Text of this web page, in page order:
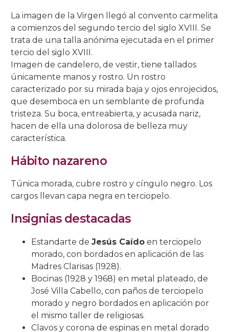
La imagen de la Virgen llegó al convento carmelita
a comienzos del segundo tercio del siglo XVIII. Se
trata de una talla anónima ejecutada en el primer
tercio del siglo XVIII.
Imagen de candelero, de vestir, tiene tallados
únicamente manos y rostro. Un rostro
caracterizado por su mirada baja y ojos enrojecidos,
que desemboca en un semblante de profunda
tristeza. Su boca, entreabierta, y acusada nariz,
hacen de ella una dolorosa de belleza muy
característica.
Hábito nazareno
Túnica morada, cubre rostro y cíngulo negro. Los
cargos llevan capa negra en terciopelo.
Insignias destacadas
Estandarte deJesús Caído en terciopelo
morado, con bordados en aplicación de las
Madres Clarisas (1928).
Bocinas (1928 y 1968) en metal plateado, de
José Villa Cabello, con paños de terciopelo
morado y negro bordados en aplicación por
el mismo taller de religiosas.
Clavos y corona de espinas en metal dorado